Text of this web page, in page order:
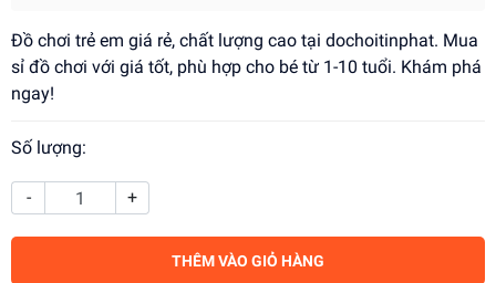
Đồ chơi trẻ em giá rẻ, chất lượng cao tại dochoitinphat. Mua
sỉ đồ chơi với giá tốt, phù hợp cho bé từ 1-10 tuổi. Khám phá
ngay!
Số lượng:
- +
THÊM VÀO GIỎ HÀNG